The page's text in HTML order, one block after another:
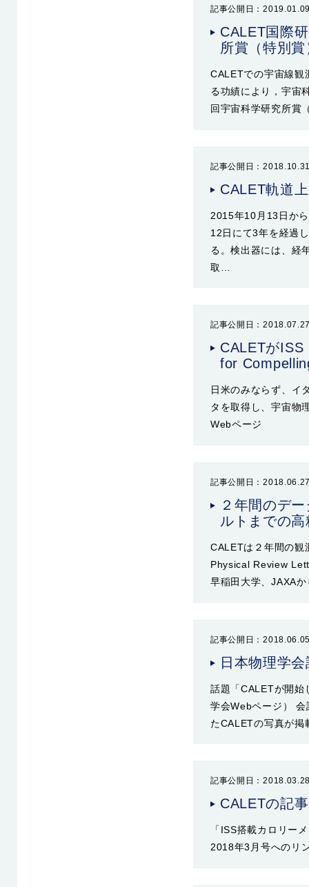
記事公開日：
CALET国際
所賞（特別
CALETでの宇宙線観
る功績により，宇宙
回宇宙科学研究所賞
記事公開日：
CALET軌道
2015年10月13日か
12日にて3年を経過
る。検出器には、経
取…
記事公開日：
CALETが
for
日米のみならず、イ
タを取得し、宇宙物
Webページ
記事公開日：
２年間のデ
ルトまでの
CALETは２年間の観
Physical Review
早稲田大学、JAXA
記事公開日：
日本物理学
話題「CALETが開始
学会Webページ）
たCALETの写真が掲
記事公開日：
CALETの記
「ISS搭載カロリー
2018年3月号へのリ